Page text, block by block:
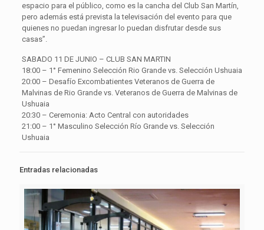
espacio para el público, como es la cancha del Club San Martín,
pero además está prevista la televisación del evento para que
quienes no puedan ingresar lo puedan disfrutar desde sus
casas”.
SABADO 11 DE JUNIO – CLUB SAN MARTIN
18:00 – 1° Femenino Selección Rio Grande vs. Selección Ushuaia
20:00 – Desafío Excombatientes Veteranos de Guerra de
Malvinas de Rio Grande vs. Veteranos de Guerra de Malvinas de
Ushuaia
20:30 – Ceremonia: Acto Central con autoridades
21:00 – 1° Masculino Selección Río Grande vs. Selección
Ushuaia
Entradas relacionadas